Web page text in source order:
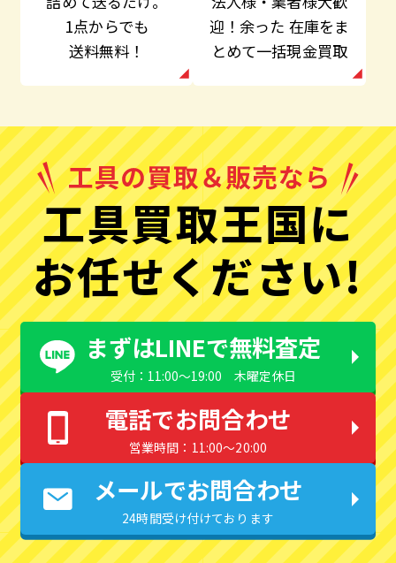
1点からでも
送料無料！
迎！余った 在庫をま
とめて一括現金買取
工具買取王国に
お任せください!
まずはLINEで無料査定
受付：11:00〜19:00 木曜定休日
電話でお問合わせ
営業時間：11:00〜20:00
メールでお問合わせ
24時間受け付けております